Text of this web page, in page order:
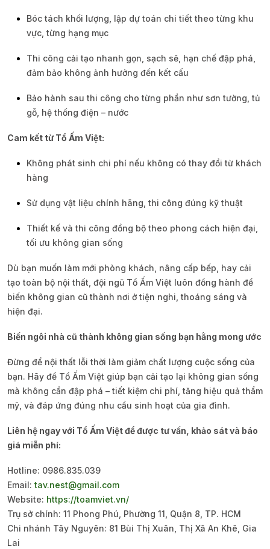
Bóc tách khối lượng, lập dự toán chi tiết theo từng khu
vực, từng hạng mục
Thi công cải tạo nhanh gọn, sạch sẽ, hạn chế đập phá,
đảm bảo không ảnh hưởng đến kết cấu
Bảo hành sau thi công cho từng phần như sơn tường, tủ
gỗ, hệ thống điện – nước
Cam kết từ Tổ Ấm Việt:
Không phát sinh chi phí nếu không có thay đổi từ khách
hàng
Sử dụng vật liệu chính hãng, thi công đúng kỹ thuật
Thiết kế và thi công đồng bộ theo phong cách hiện đại,
tối ưu không gian sống
Dù bạn muốn làm mới phòng khách, nâng cấp bếp, hay cải
tạo toàn bộ nội thất, đội ngũ Tổ Ấm Việt luôn đồng hành để
biến không gian cũ thành nơi ở tiện nghi, thoáng sáng và
hiện đại.
Biến ngôi nhà cũ thành không gian sống bạn hằng mong ước
Đừng để nội thất lỗi thời làm giảm chất lượng cuộc sống của
bạn. Hãy để Tổ Ấm Việt giúp bạn cải tạo lại không gian sống
mà không cần đập phá – tiết kiệm chi phí, tăng hiệu quả thẩm
mỹ, và đáp ứng đúng nhu cầu sinh hoạt của gia đình.
Liên hệ ngay với Tổ Ấm Việt để được tư vấn, khảo sát và báo
giá miễn phí:
Hotline: 0986.835.039
Email:tav.nest@gmail.com
Website: https://toamviet.vn/
Trụ sở chính: 11 Phong Phú, Phường 11, Quận 8, TP. HCM
Chi nhánh Tây Nguyên: 81 Bùi Thị Xuân, Thị Xã An Khê, Gia
Lai